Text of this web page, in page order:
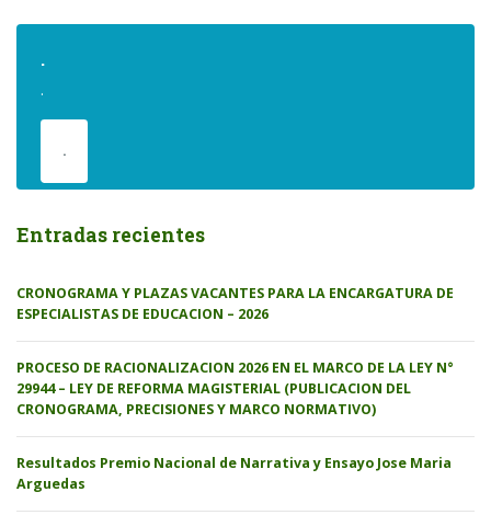
.
.
.
Entradas recientes
CRONOGRAMA Y PLAZAS VACANTES PARA LA ENCARGATURA DE
ESPECIALISTAS DE EDUCACION – 2026
PROCESO DE RACIONALIZACION 2026 EN EL MARCO DE LA LEY N°
29944 – LEY DE REFORMA MAGISTERIAL (PUBLICACION DEL
CRONOGRAMA, PRECISIONES Y MARCO NORMATIVO)
Resultados Premio Nacional de Narrativa y Ensayo Jose Maria
Arguedas